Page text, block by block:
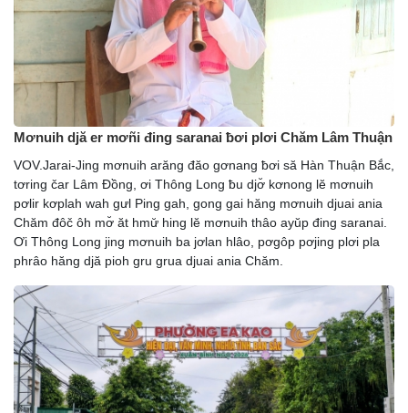
Mơnuih djă er mơñi đing saranai ƀơi plơi Chăm Lâm Thuận
VOV.Jarai-Jing mơnuih arăng đăo gơnang ƀơi să Hàn Thuận Bắc,
tơring čar Lâm Đồng, ơi Thông Long ƀu djơ̆ kơnong lĕ mơnuih
pơlir kơplah wah gưl Ping gah, gong gai hăng mơnuih djuai ania
Chăm đôč ôh mơ̆ ăt hmư̆ hing lĕ mơnuih thâo ayŭp đing saranai.
Ơi Thông Long jing mơnuih ba jơlan hlâo, pơgôp pơjing plơi pla
phrâo hăng djă pioh gru grua djuai ania Chăm.